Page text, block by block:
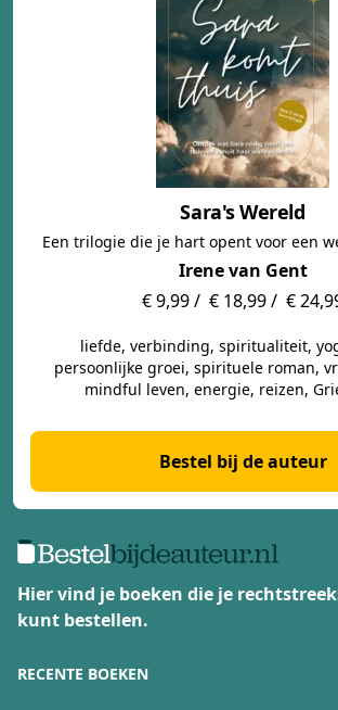
Sara's Wereld
Een trilogie die je hart opent voor een
Irene van Gent
€ 9,99 / € 18,99 / €
liefde, verbinding, spiritualiteit,
persoonlijke groei, spirituele roman,
mindful leven, energie, reizen,
Bestel bij de auteur
Hier vind je boeken die je
kunt bestellen.
RECENTE BOEKEN